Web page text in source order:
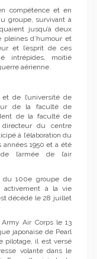
compétence et en
groupe, survivant à
jusqu’à deux
pleines d’humour et
et l’esprit de ces
intrépides, moitié
aérienne.
et de l’université de
de la faculté de
de la faculté de
du centre
à l’élaboration du
années 1950 et a été
l’armée de l’air
100e groupe de
activement à la vie
décédé le 28 juillet
Air Corps le 13
japonaise de Pearl
pilotage, il est versé
volante dans le